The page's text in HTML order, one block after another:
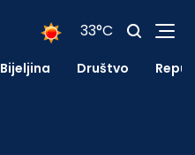
33°C
Bijeljina Društvo